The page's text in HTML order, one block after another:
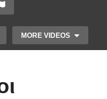
MORE VIDEOS